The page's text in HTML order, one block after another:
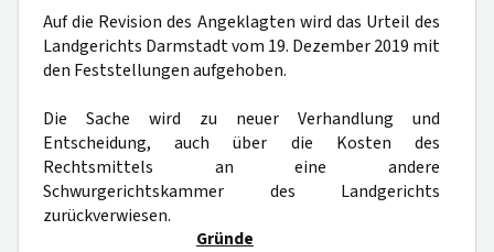
Auf die Revision des Angeklagten wird das Urteil des
Landgerichts Darmstadt vom 19. Dezember 2019 mit
den Feststellungen aufgehoben.
Die Sache wird zu neuer Verhandlung und
Entscheidung, auch über die Kosten des
Rechtsmittels an eine andere
Schwurgerichtskammer des Landgerichts
zurückverwiesen.
Gründe